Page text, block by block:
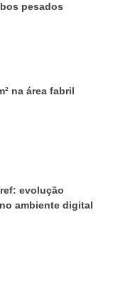
pesados
na área fabril
evolução
ambiente digital